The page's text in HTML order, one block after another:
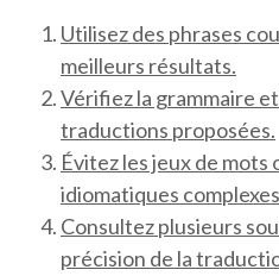
Utilisez des phrases
meilleurs résultats.
Vérifiez la grammaire
traductions proposées.
Évitez les jeux de mots
idiomatiques
Consultez plusieurs
précision de la